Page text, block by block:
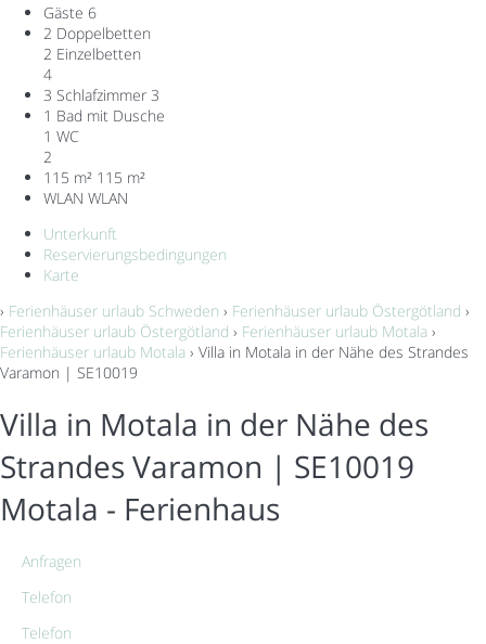
Gäste 6
2 Doppelbetten
2 Einzelbetten
4
3 Schlafzimmer 3
1 Bad mit Dusche
1 WC
2
115 m² 115 m²
WLAN WLAN
Unterkunft
Reservierungsbedingungen
Karte
› Ferienhäuser urlaub Schweden › Ferienhäuser urlaub Östergötland ›
Ferienhäuser urlaub Östergötland › Ferienhäuser urlaub Motala ›
Ferienhäuser urlaub Motala › Villa in Motala in der Nähe des Strandes
Varamon | SE10019
Villa in Motala in der Nähe des
Strandes Varamon | SE10019
Motala - Ferienhaus
Anfragen
Telefon
Telefon